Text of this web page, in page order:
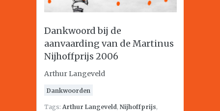
Dankwoord bij de
aanvaarding van de Martinus
Nijhoffprijs 2006
Arthur Langeveld
Dankwoorden
Tags: Arthur Langeveld, Nijhoffprijs,